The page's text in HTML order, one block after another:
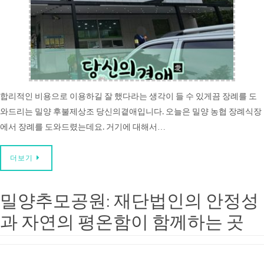
합리적인 비용으로 이용하길 잘 했다라는 생각이 들 수 있게끔 장례를 도
와드리는 밀양 후불제상조 당신의곁애입니다. 오늘은 밀양 농협 장례식장
에서 장례를 도와드렸는데요. 거기에 대해서…
더보기
밀양추모공원: 재단법인의 안정성
과 자연의 평온함이 함께하는 곳